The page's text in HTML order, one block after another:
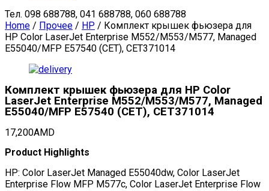
Тел. 098 688788, 041 688788, 060 688788
Home / Прочее / HP / Комплект крышек фьюзера для
HP Color LaserJet Enterprise M552/M553/M577, Managed
E55040/MFP E57540 (CET), CET371014
Комплект крышек фьюзера для HP Color
LaserJet Enterprise M552/M553/M577, Managed
E55040/MFP E57540 (CET), CET371014
17,200AMD
Product Highlights
HP: Color LaserJet Managed E55040dw, Color LaserJet
Enterprise Flow MFP M577c, Color LaserJet Enterprise Flow